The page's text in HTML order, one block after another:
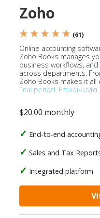
Zoho
★ ★ ★ ★ ★ (61)
Online accounting
Zoho Books manages
business workflows,
across departments.
Zoho Books makes it all
Trial period Επικοινωνία
$20.00 monthly
End-to-end
Sales and Tax
Integrated platform